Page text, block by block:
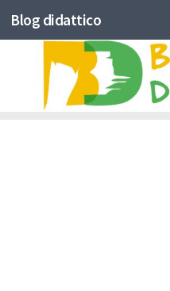
Skip to content
Blog didattico